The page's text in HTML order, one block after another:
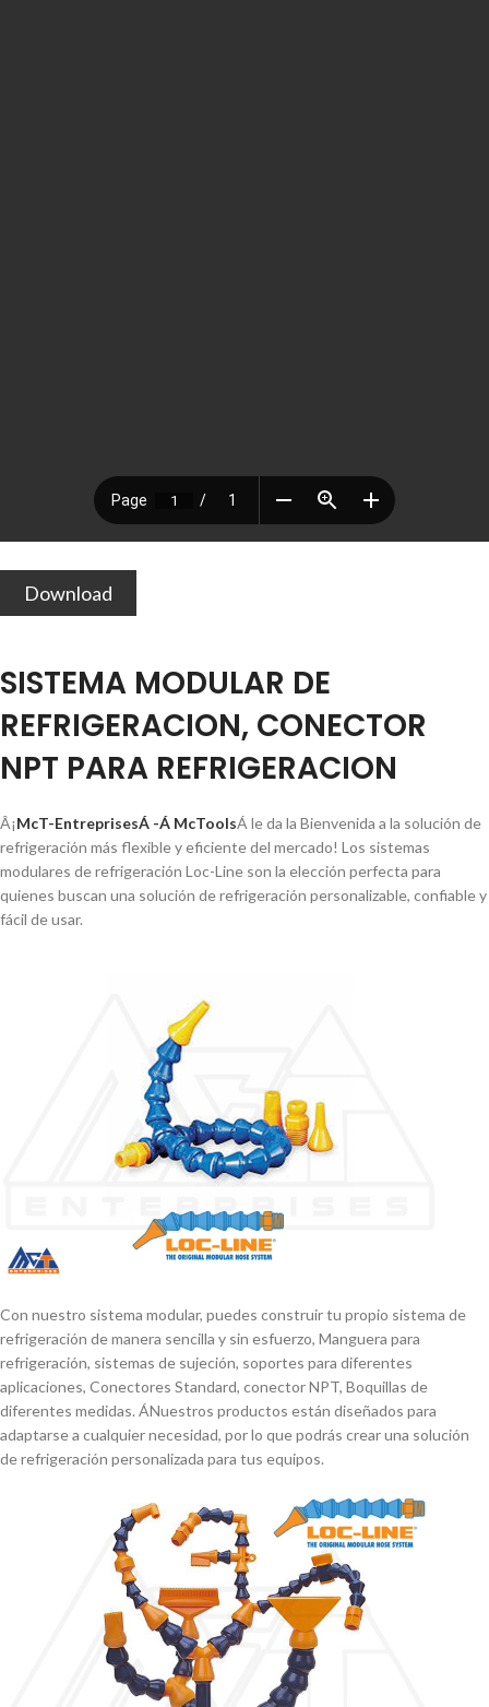
Download
SISTEMA MODULAR DE
REFRIGERACION, CONECTOR
NPT PARA REFRIGERACION
Â¡McT-EntreprisesÁ -Á McToolsÁ le da la Bienvenida a la solución de
refrigeración más flexible y eficiente del mercado! Los sistemas
modulares de refrigeración Loc-Line son la elección perfecta para
quienes buscan una solución de refrigeración personalizable, confiable y
fácil de usar.
Con nuestro sistema modular, puedes construir tu propio sistema de
refrigeración de manera sencilla y sin esfuerzo, Manguera para
refrigeración, sistemas de sujeción, soportes para diferentes
aplicaciones, Conectores Standard, conector NPT, Boquillas de
diferentes medidas. ÁNuestros productos están diseñados para
adaptarse a cualquier necesidad, por lo que podrás crear una solución
de refrigeración personalizada para tus equipos.